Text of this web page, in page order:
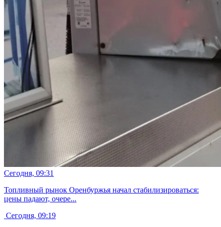
Сегодня, 09:31
Топливный рынок Оренбуржья начал стабилизироваться:
цены падают, очере...
Сегодня, 09:19